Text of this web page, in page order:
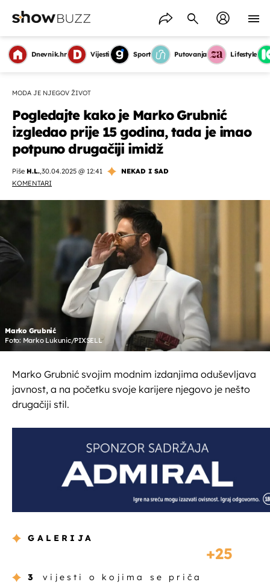
Dnevnik.hr Vijesti Sport Putovanja Lifestyle
MODA JE NJEGOV ŽIVOT
Pogledajte kako je Marko Grubnić
izgledao prije 15 godina, tada je imao
potpuno drugačiji imidž
Piše H.L.,30.04.2025 @ 12:41
NEKAD I SAD
KOMENTARI
Marko Grubnić
Foto: Marko Lukunic/PIXSELL
Marko Grubnić svojim modnim izdanjima oduševljava
javnost, a na početku svoje karijere njegovo je nešto
drugačiji stil.
GALERIJA
25
3 vijesti o kojima se priča
OMOGUĆI OBAVIJESTI